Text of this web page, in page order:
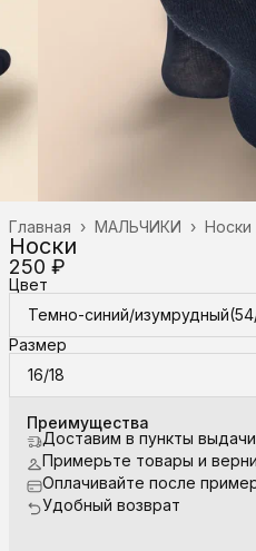
Носки
МАЛЬЧИКИ ›
Главная ›
Носки
250 ₽
Цвет
Темно-синий/
Размер
16/18
Преимущества
Доставим в пункты
Примерьте товары и
Оплачивайте после
Удобный возврат